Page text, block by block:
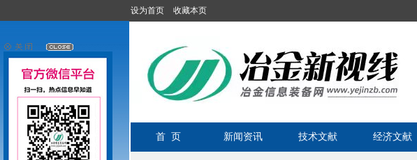
设为首页 收藏本页
首 页 新闻资讯 技术文献 经济文献